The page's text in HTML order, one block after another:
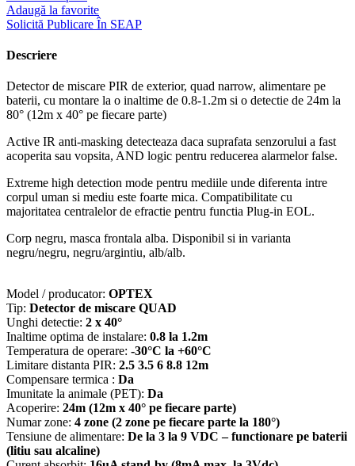
Adaugă la favorite
Solicită Publicare În SEAP
Descriere
Detector de miscare PIR de exterior, quad narrow, alimentare pe
baterii, cu montare la o inaltime de 0.8-1.2m si o detectie de 24m la
80° (12m x 40° pe fiecare parte)
Active IR anti-masking detecteaza daca suprafata senzorului a fast
acoperita sau vopsita, AND logic pentru reducerea alarmelor false.
Extreme high detection mode pentru mediile unde diferenta intre
corpul uman si mediu este foarte mica. Compatibilitate cu
majoritatea centralelor de efractie pentru functia Plug-in EOL.
Corp negru, masca frontala alba. Disponibil si in varianta
negru/negru, negru/argintiu, alb/alb.
Model / producator: OPTEX
Tip: Detector de miscare QUAD
Unghi detectie: 2 x 40°
Inaltime optima de instalare: 0.8 la 1.2m
Temperatura de operare: -30°C la +60°C
Limitare distanta PIR: 2.5 3.5 6 8.8 12m
Compensare termica : Da
Imunitate la animale (PET): Da
Acoperire: 24m (12m x 40° pe fiecare parte)
Numar zone: 4 zone (2 zone pe fiecare parte la 180°)
Tensiune de alimentare: De la 3 la 9 VDC – functionare pe baterii
(litiu sau alcaline)